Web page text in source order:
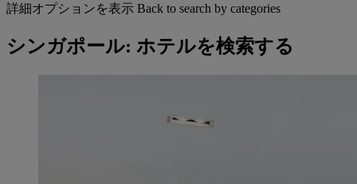
詳細オプションを表示 Back to search by categories
シンガポール: ホテルを検索する